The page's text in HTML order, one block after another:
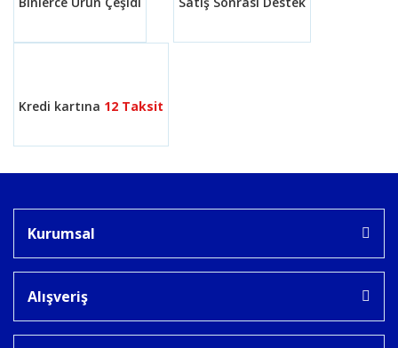
Kredi kartına 12 Taksit
Kurumsal
Alışveriş